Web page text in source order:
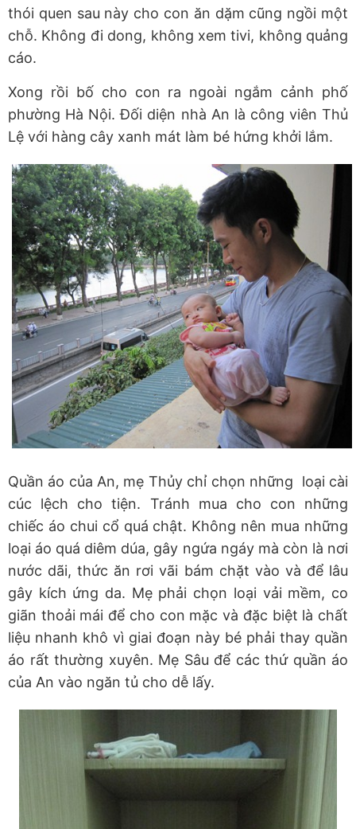
thói quen sau này cho con ăn dặm cũng ngồi một
chỗ. Không đi dong, không xem tivi, không quảng
cáo.
Xong rồi bố cho con ra ngoài ngắm cảnh phố
phường Hà Nội. Đối diện nhà An là công viên Thủ
Lệ với hàng cây xanh mát làm bé hứng khởi lắm.
Quần áo của An, mẹ Thủy chỉ chọn những loại cài
cúc lệch cho tiện. Tránh mua cho con những
chiếc áo chui cổ quá chật. Không nên mua những
loại áo quá diêm dúa, gây ngứa ngáy mà còn là nơi
nước dãi, thức ăn rơi vãi bám chặt vào và để lâu
gây kích ứng da. Mẹ phải chọn loại vải mềm, co
giãn thoải mái để cho con mặc và đặc biệt là chất
liệu nhanh khô vì giai đoạn này bé phải thay quần
áo rất thường xuyên. Mẹ Sâu để các thứ quần áo
của An vào ngăn tủ cho dễ lấy.